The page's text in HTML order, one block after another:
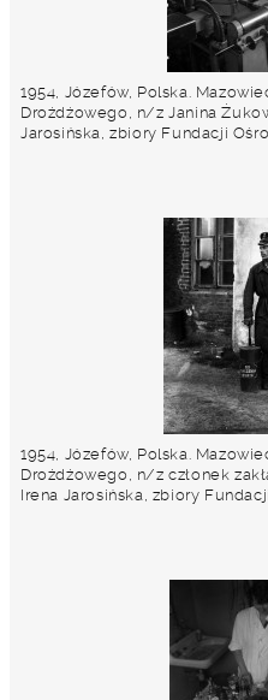
1954, Józefów, Polska.
Drożdżowego, n/z Janina
Jarosińska, zbiory Fundacji
1954, Józefów, Polska.
Drożdżowego, n/z członek
Irena Jarosińska, zbiory